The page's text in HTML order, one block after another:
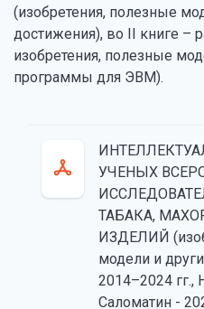
(изобретения, полезные
достижения), во II книге –
изобретения, полезные
программы для ЭВМ).
УЧЕНЫХ
ТАБАКА,
ИЗДЕЛИЙ
модели и
2014–2024 гг.,
Саломатин -